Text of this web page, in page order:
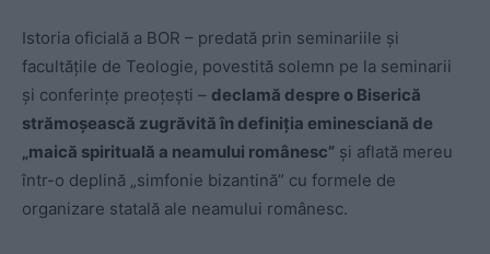
Istoria oficială a BOR – predată prin seminariile și
facultățile de Teologie, povestită solemn pe la seminarii
și conferințe preoțești – declamă despre o Biserică
strămoșească zugrăvită în definiția eminesciană de
„maică spirituală a neamului românesc” și aflată mereu
într-o deplină „simfonie bizantină” cu formele de
organizare statală ale neamului românesc.